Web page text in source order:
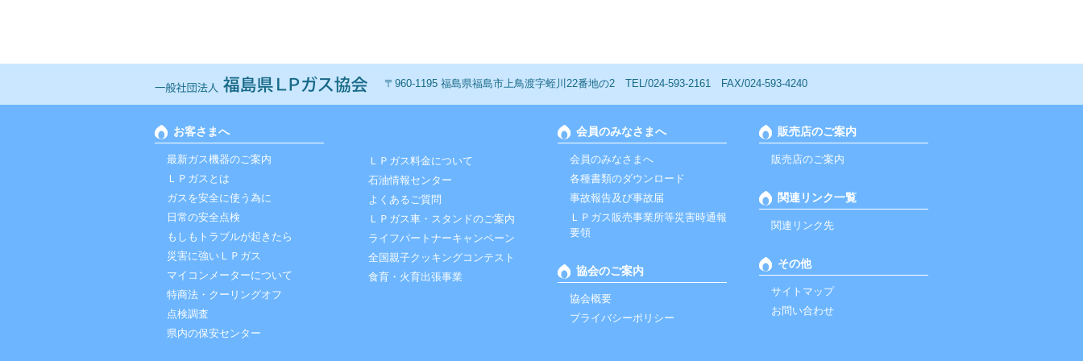
一般社団法人 福島ＬＰガス協会
〒960-1195 福島県福島市上鳥渡字蛭川22番地の2 TEL/024-593-2161 FAX/024-593-4240
お客さまへ
最新ガス機器のご案内
ＬＰガスとは
ガスを安全に使う為に
日常の安全点検
もしもトラブルが起きたら
災害に強いＬＰガス
マイコンメーターについて
特商法・クーリングオフ
点検調査
県内の保安センター
ＬＰガス料金について
石油情報センター
よくあるご質問
ＬＰガス車・スタンドのご案内
ライフパートナーキャンペーン
全国親子クッキングコンテスト
食育・火育出張事業
会員のみなさまへ
会員のみなさまへ
各種書類のダウンロード
事故報告及び事故届
ＬＰガス販売事業所等災害時通報
要領
協会のご案内
協会概要
プライバシーポリシー
販売店のご案内
販売店のご案内
関連リンク一覧
関連リンク先
その他
サイトマップ
お問い合わせ